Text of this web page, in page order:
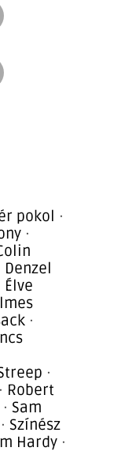
pokol ·
·
Denzel
Élve
·
·
· Robert
· Sam
· Színész
Hardy ·